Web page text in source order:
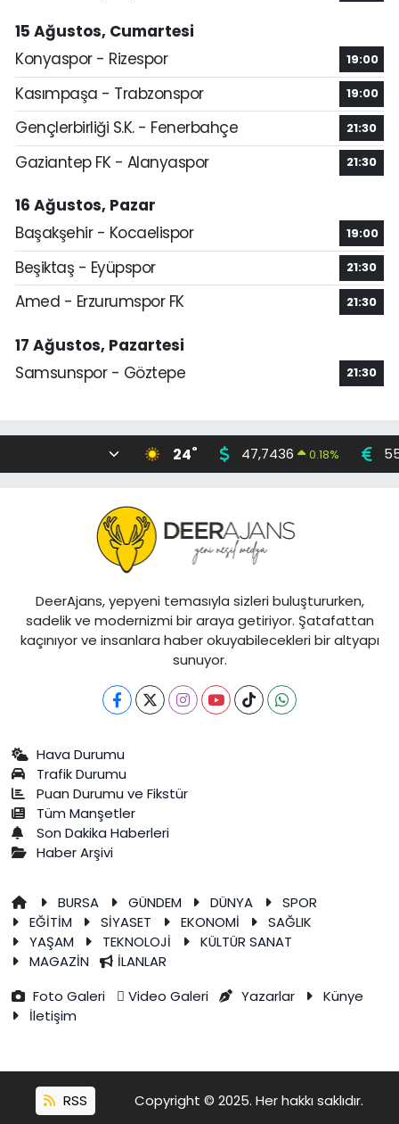
15 Ağustos, Cumartesi
Konyaspor - Rizespor
19:00
Kasımpaşa - Trabzonspor 19:00
Gençlerbirliği S.K. - Fenerbahçe 21:30
Gaziantep FK - Alanyaspor 21:30
16 Ağustos, Pazar
Başakşehir - Kocaelispor
19:00
Beşiktaş - Eyüpspor 21:30
Amed - Erzurumspor FK 21:30
17 Ağustos, Pazartesi
Samsunspor - Göztepe
21:30
24° 47,7436 0.18%
DeerAjans, yepyeni temasıyla sizleri buluştururken,
sadelik ve modernizmi bir araya getiriyor. Şatafattan
kaçınıyor ve insanlara haber okuyabilecekleri bir altyapı
sunuyor.
Hava Durumu
Trafik Durumu
Puan Durumu ve Fikstür
Tüm Manşetler
Son Dakika Haberleri
Haber Arşivi
BURSA GÜNDEM DÜNYA
SPOR
EĞİTİM
SİYASET EKONOMİ
SAĞLIK
YAŞAM
TEKNOLOJİ
KÜLTÜR SANAT
MAGAZİN
İLANLAR
Foto Galeri
Video Galeri Yazarlar
Künye
İletişim
RSS Copyright © 2025. Her hakkı saklıdır.